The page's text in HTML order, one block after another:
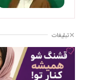
تبلیغات